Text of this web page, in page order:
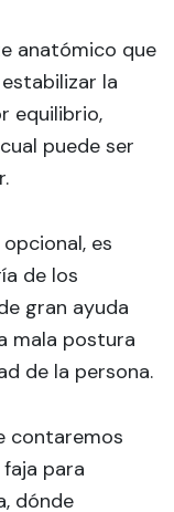
anatómico que
la
equilibrio,
puede ser
es
de los
gran ayuda
mala postura
de la persona.
contaremos
para
dónde